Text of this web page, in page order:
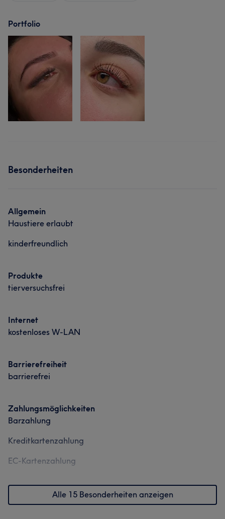
Portfolio
Besonderheiten
Allgemein
Haustiere erlaubt
kinderfreundlich
Produkte
tierversuchsfrei
Internet
kostenloses W-LAN
Barrierefreiheit
barrierefrei
Zahlungsmöglichkeiten
Barzahlung
Kreditkartenzahlung
EC-Kartenzahlung
Alle 15 Besonderheiten anzeigen